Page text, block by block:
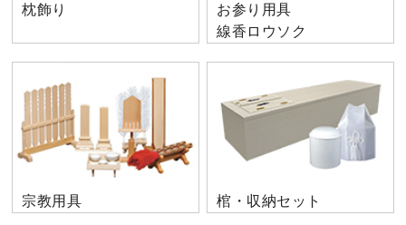
枕飾り
お参り用具
線香ロウソク
宗教用具 棺・収納セット